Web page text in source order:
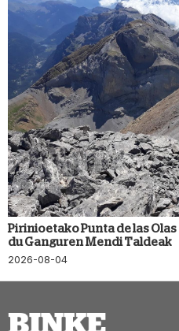
Pirinioetako Punta de las
du Ganguren Mendi Taldeak
2026-08-04